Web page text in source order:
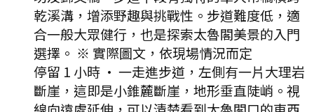
乾溪溝，增添野趣與挑戰性。步道難度低，適
合一般大眾健行，也是探索太魯閣美景的入門
選擇。 ※ 實際圖文，依現場情況而定
停留 1 小時 · 一走進步道，左側有一片大理岩
斷崖，這即是小錐麓斷崖，地形垂直陡峭。視